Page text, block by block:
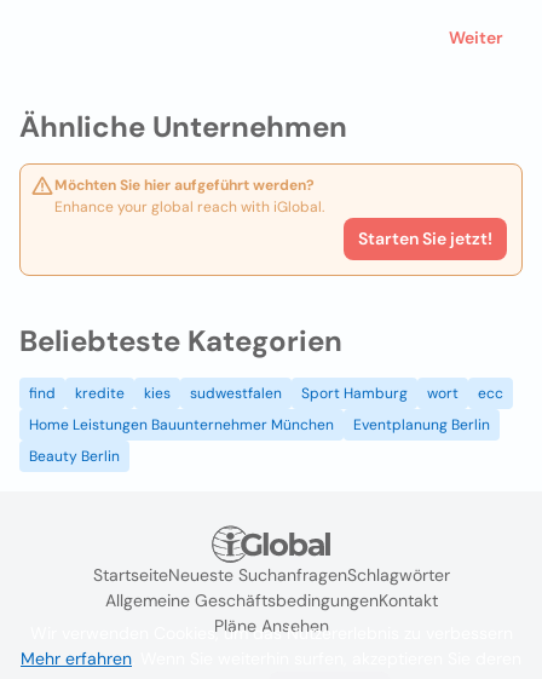
Ähnliche Unternehmen
Möchten Sie hier aufgeführt werden?
Enhance your global reach with iGlobal.
Starten Sie jetzt!
Weiter
Beliebteste Kategorien
find kredite kies sudwestfalen Sport Hamburg wort
ecc
Home Leistungen Bauunternehmer München
Eventplanung Berlin
Beauty Berlin
StartseiteNeueste SuchanfragenSchlagwörter
Allgemeine GeschäftsbedingungenKontakt
Pläne Ansehen
Wir verwenden Cookies, um das Nutzererlebnis zu verbessern
Mehr erfahren